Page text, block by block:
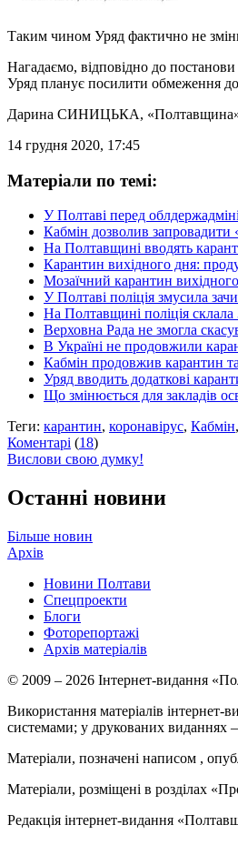
Таким чином Уряд фактично не
Нагадаємо, відповідно до
Уряд планує посилити обмеження
Дарина СИНИЦЬКА,
14 грудня 2020, 17:45
Матеріали по темі:
У Полтаві перед
Кабмін дозволив запровадити
На Полтавщині вводять
Карантин вихідного дня:
Мозаїчний карантин
У Полтаві поліція змусила
На Полтавщині поліція
Верховна Рада не змогла
В Україні не продовжили
Кабмін продовжив карантин
Уряд вводить додаткові
Що змінюється для закладів
Теги: карантин, коронавірус, Кабмін,
Коментарі (18)
Вислови свою думку!
Останні новини
Більше новин
Архів
Новини Полтави
Спецпроекти
Блоги
Фоторепортажі
Архів матеріалів
© 2009 – 2026 Інтернет-видання
Використання матеріалів
системами; у друкованих виданнях
Матеріали, позначені написом ,
Матеріали, розміщені в розділах
Редакція інтернет-видання